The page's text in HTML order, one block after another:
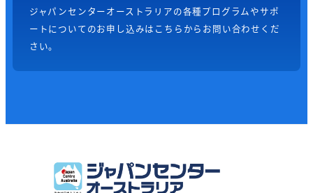
ジャパンセンターオーストラリアの各種プログラムやサポ
ートについてのお申し込みはこちらからお問い合わせくだ
さい。